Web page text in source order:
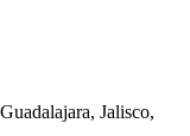
Jalisco,